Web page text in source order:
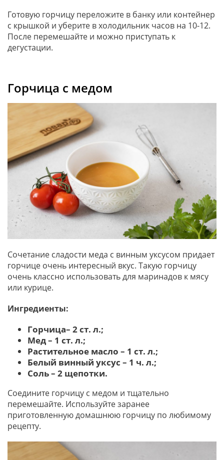
Готовую горчицу переложите в банку или контейнер
с крышкой и уберите в холодильник часов на 10-12.
После перемешайте и можно приступать к
дегустации.
Горчица с медом
Сочетание сладости меда с винным уксусом придает
горчице очень интересный вкус. Такую горчицу
очень классно использовать для маринадов к мясу
или курице.
Ингредиенты:
Горчица– 2 ст. л.;
Мед – 1 ст. л.;
Растительное масло – 1 ст. л.;
Белый винный уксус – 1 ч. л.;
Соль – 2 щепотки.
Соедините горчицу с медом и тщательно
перемешайте. Используйте заранее
приготовленную домашнюю горчицу по любимому
рецепту.